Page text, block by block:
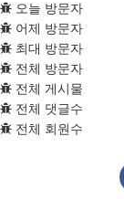
오늘 방문자
어제 방문자
최대 방문자
전체 방문자
전체 게시물
전체 댓글수
전체 회원수